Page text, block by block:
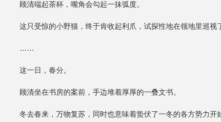
顾清端起茶杯，嘴角会勾起一抹弧度。
这只受惊的小野猫，终于肯收起利爪，试探性地在领地里巡视
……
这一日，春分。
顾清坐在书房的案前，手边堆着厚厚的一叠文书。
冬去春来，万物复苏，同时也意味着蛰伏了一冬的各方势力开